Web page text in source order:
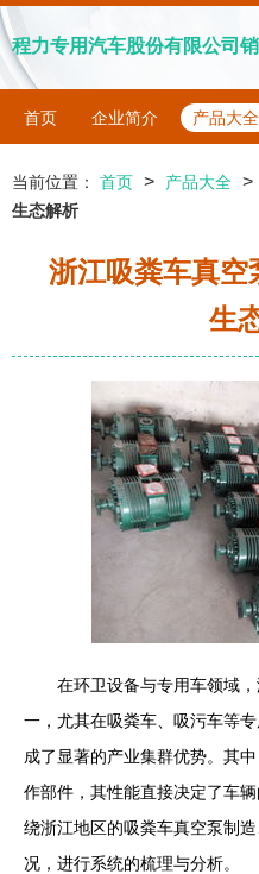
程力专用汽车股份有限公司
首页 企业简介 产品大全
当前位置： 首页 > 产品大全 >
生态解析
浙江吸粪车真空
生
在环卫设备与专用车领域
一，尤其在吸粪车、吸污车等
成了显著的产业集群优势。其
作部件，其性能直接决定了车
绕浙江地区的吸粪车真空泵制
况，进行系统的梳理与分析。